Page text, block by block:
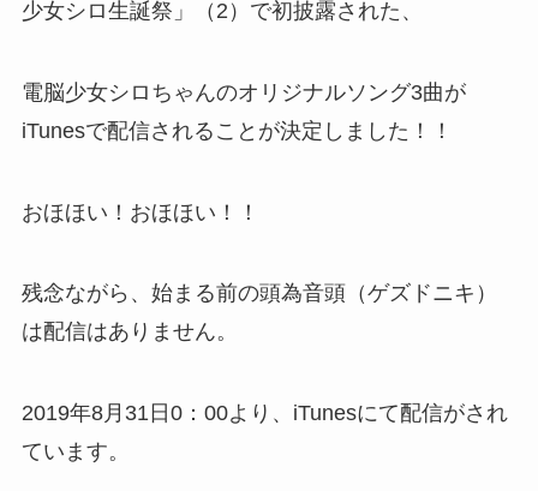
少女シロ生誕祭」（2）で初披露された、
電脳少女シロちゃんのオリジナルソング3曲が
iTunesで配信されることが決定しました！！
おほほい！おほほい！！
残念ながら、始まる前の頭為音頭（ゲズドニキ）
は配信はありません。
2019年8月31日0：00より、iTunesにて配信がされ
ています。